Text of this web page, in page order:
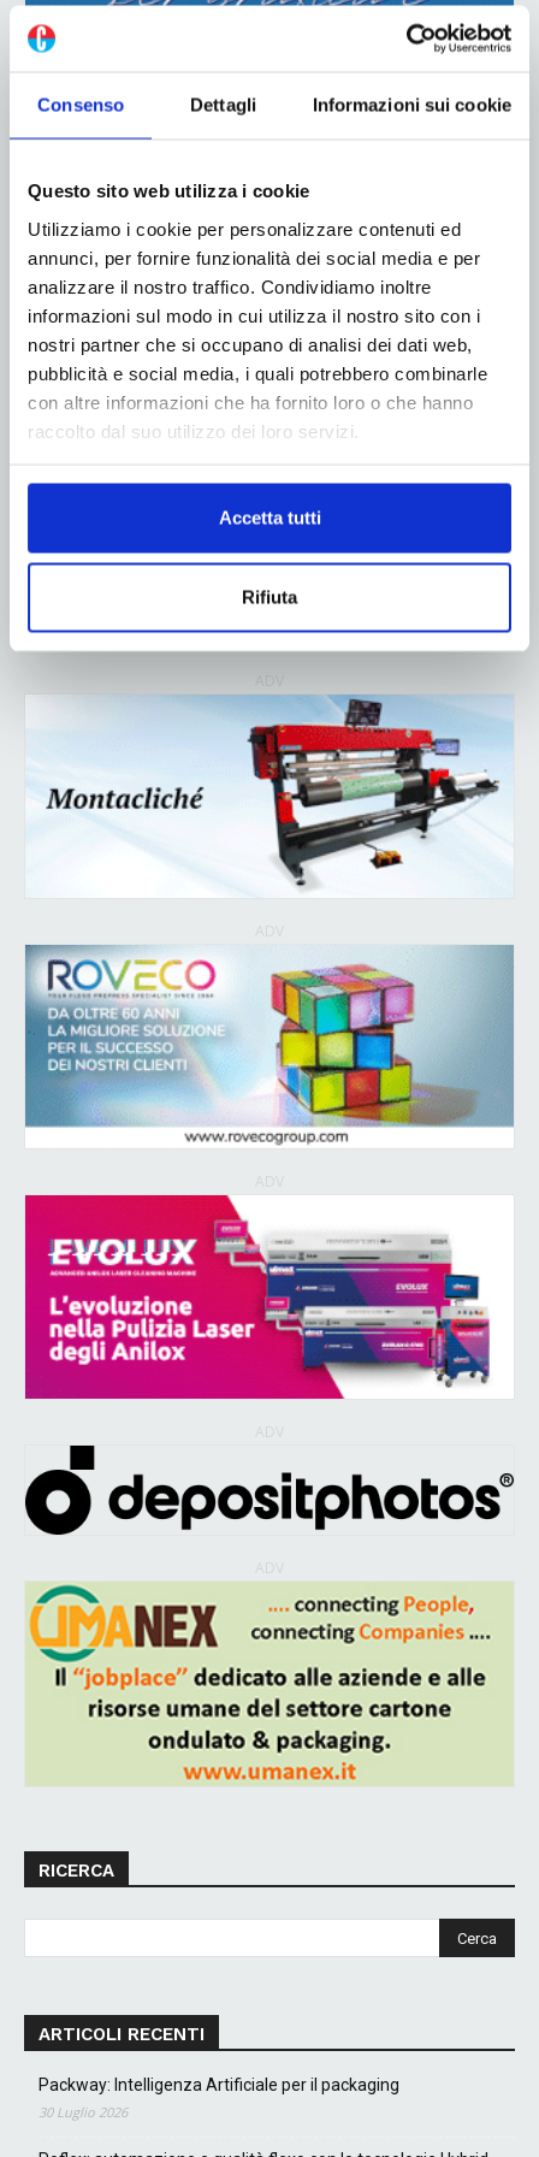
Consenso Dettagli Informazioni sui cookie
Questo sito web utilizza i cookie
Utilizziamo i cookie per personalizzare contenuti ed
annunci, per fornire funzionalità dei social media e per
analizzare il nostro traffico. Condividiamo inoltre
informazioni sul modo in cui utilizza il nostro sito con i
nostri partner che si occupano di analisi dei dati web,
pubblicità e social media, i quali potrebbero combinarle
con altre informazioni che ha fornito loro o che hanno
raccolto dal suo utilizzo dei loro servizi.
Accetta tutti
Rifiuta
ADV
ADV
RICERCA
ARTICOLI RECENTI
Packway: Intelligenza Artificiale per il packaging
30 Luglio 2026